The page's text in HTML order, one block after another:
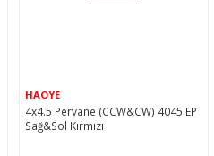
HAOYE
4x4.5 Pervane (CCW&CW) 4045 EP
Sağ&Sol Kırmızı